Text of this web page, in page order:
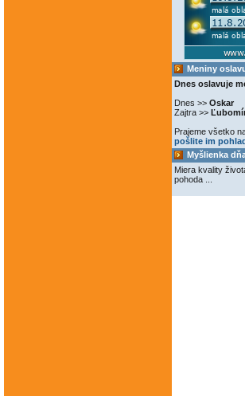
Meniny
Dnes oslavuje
Dnes >> Oskar
Zajtra >>
Prajeme všetko
pošlite im
Myšlienka
Miera kvality
pohoda ...